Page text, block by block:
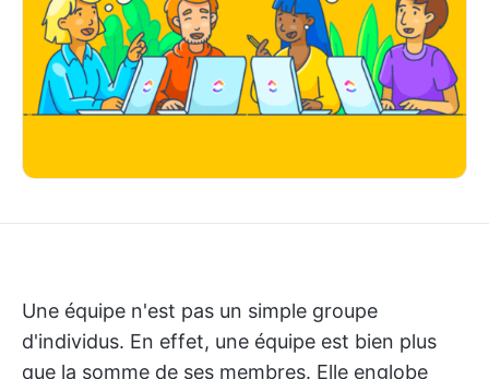
Une équipe n'est pas un simple groupe
d'individus. En effet, une équipe est bien plus
que la somme de ses membres. Elle englobe